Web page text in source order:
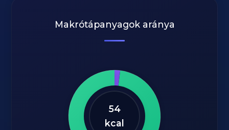
Makrótápanyagok aránya
54
kcal